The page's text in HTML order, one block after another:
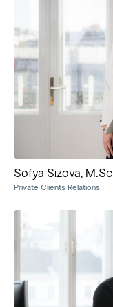
Sofya Sizova,
Private Clients Relations